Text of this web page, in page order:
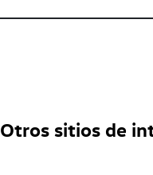
Otros sitios de